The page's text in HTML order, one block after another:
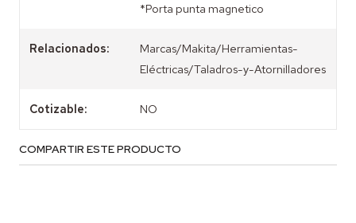
*Porta punta magnetico
Relacionados:
Marcas/Makita/Herramientas-
Eléctricas/Taladros-y-Atornilladores
Cotizable: NO
COMPARTIR ESTE PRODUCTO